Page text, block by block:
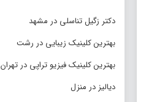
دکتر زگیل تناسلی در مشهد
بهترین کلینیک زیبایی در رشت
بهترین کلینیک فیزیو تراپی در تهران
دیالیز در منزل